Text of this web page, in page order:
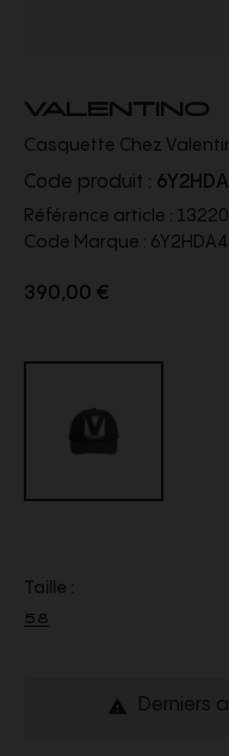
VALENTINO
Casquette Chez
Code produit :
Référence article :
Code Marque :
390,00 €
Taille :
58
 Derniers